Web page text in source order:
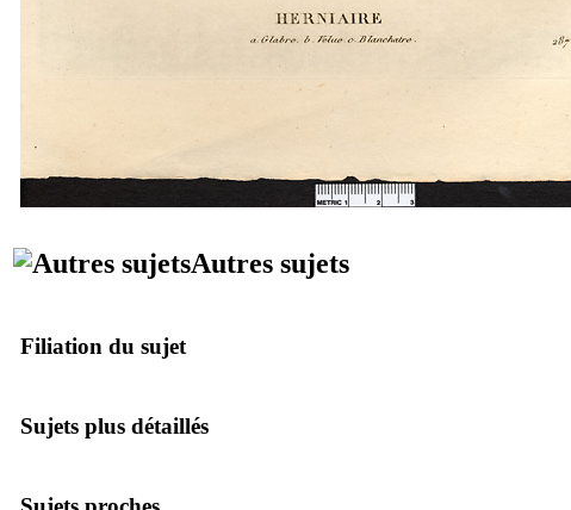
Autres sujets
Filiation du sujet
Sujets plus détaillés